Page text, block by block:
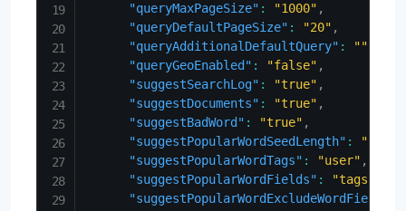
"queryMaxPageSize" : "1000" ,
"queryDefaultPageSize" : "20" ,
"queryAdditionalDefaultQuery" : ""
"queryGeoEnabled" : "false" ,
"suggestSearchLog" : "true" ,
"suggestDocuments" : "true" ,
"suggestBadWord" : "true" ,
"suggestPopularWordSeedLength" : "1"
"suggestPopularWordTags" : "user" ,
"suggestPopularWordFields" : "tags"
"suggestPopularWordExcludeWordFields"